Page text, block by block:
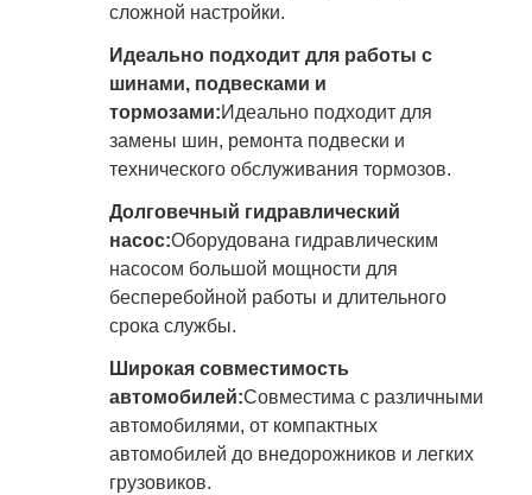
сложной настройки.
Идеально подходит для работы с
шинами, подвесками и
тормозами:Идеально подходит для
замены шин, ремонта подвески и
технического обслуживания тормозов.
Долговечный гидравлический
насос:Оборудована гидравлическим
насосом большой мощности для
бесперебойной работы и длительного
срока службы.
Широкая совместимость
автомобилей:Совместима с различными
автомобилями, от компактных
автомобилей до внедорожников и легких
грузовиков.